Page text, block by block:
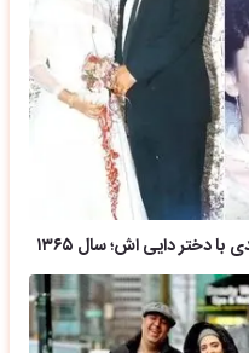
دختر دایی اش؛ سال ۱۳۶۵